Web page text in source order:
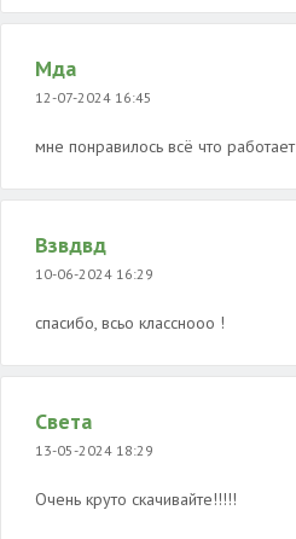
Мда
12-07-2024 16:45
мне понравилось всё что работает
Взвдвд
10-06-2024 16:29
спасибо, всьо класснооо !
Света
13-05-2024 18:29
Очень круто скачивайте!!!!!